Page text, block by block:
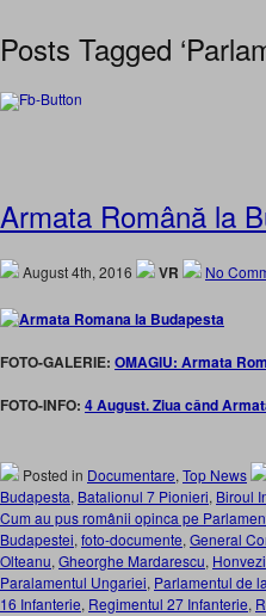
Posts Tagged
Armata Română la
August 4th, 2016 VR No
FOTO-GALERIE: OMAGIU: Armata
FOTO-INFO: 4 August. Ziua când
Posted in Documentare, Top News
Budapesta, Batalionul 7 Pionieri, Biroul
Cum au pus românii opinca pe
Budapestei, foto-documente, General
Olteanu, Gheorghe Mardarescu, Honvezi
Paralamentul Ungariei, Parlamentul de
16 Infanterie, Regimentul 27 Infanterie,